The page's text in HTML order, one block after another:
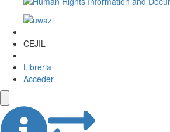
CEJIL
Libreria
Acceder